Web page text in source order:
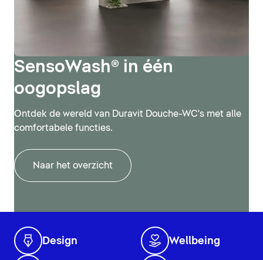
SensoWash® in één
oogopslag
Ontdek de wereld van Duravit Douche-WC's met alle
comfortabele functies.
Naar het overzicht
Design Wellbeing